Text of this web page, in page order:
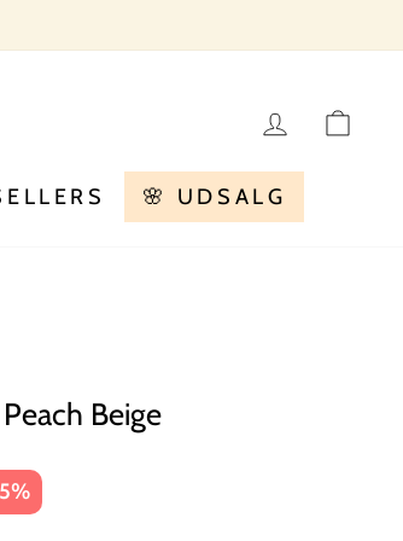
LOG
🌸 UDSALG
Beige